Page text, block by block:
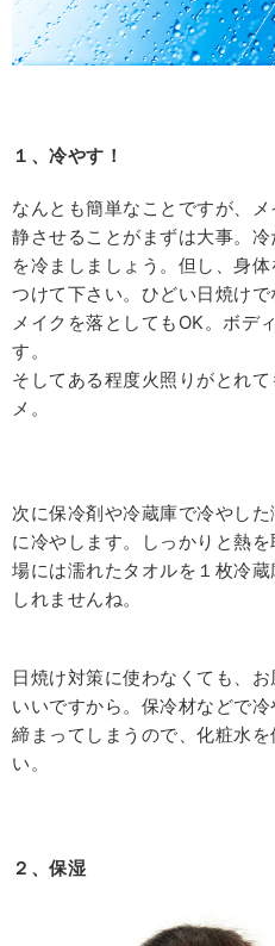
１、冷やす！
なんとも簡単なことですが、
静させることがまずは大事。
を冷ましましょう。但し、身
つけて下さい。ひどい日焼け
メイクを落としてもOK。ボデ
す。
そしてある程度火照りがとれ
メ。
次に保冷剤や冷蔵庫で冷やし
に冷やします。しっかりと熱
場には濡れたタオルを１枚冷
しれませんね。
日焼け対策に使わなくても、
いいですから。保冷材などで
締まってしまうので、化粧水
い。
２、保湿